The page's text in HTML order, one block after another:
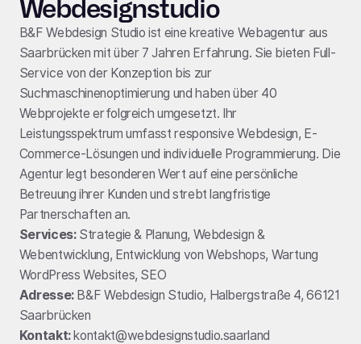
Webdesignstudio
B&F Webdesign Studio ist eine kreative Webagentur aus
Saarbrücken mit über 7 Jahren Erfahrung. Sie bieten Full-
Service von der Konzeption bis zur
Suchmaschinenoptimierung und haben über 40
Webprojekte erfolgreich umgesetzt. Ihr
Leistungsspektrum umfasst responsive Webdesign, E-
Commerce-Lösungen und individuelle Programmierung. Die
Agentur legt besonderen Wert auf eine persönliche
Betreuung ihrer Kunden und strebt langfristige
Partnerschaften an.
Services:Strategie & Planung, Webdesign &
Webentwicklung, Entwicklung von Webshops, Wartung
WordPress Websites, SEO
Adresse:B&F Webdesign Studio, Halbergstraße 4, 66121
Saarbrücken
Kontakt:kontakt@webdesignstudio.saarland